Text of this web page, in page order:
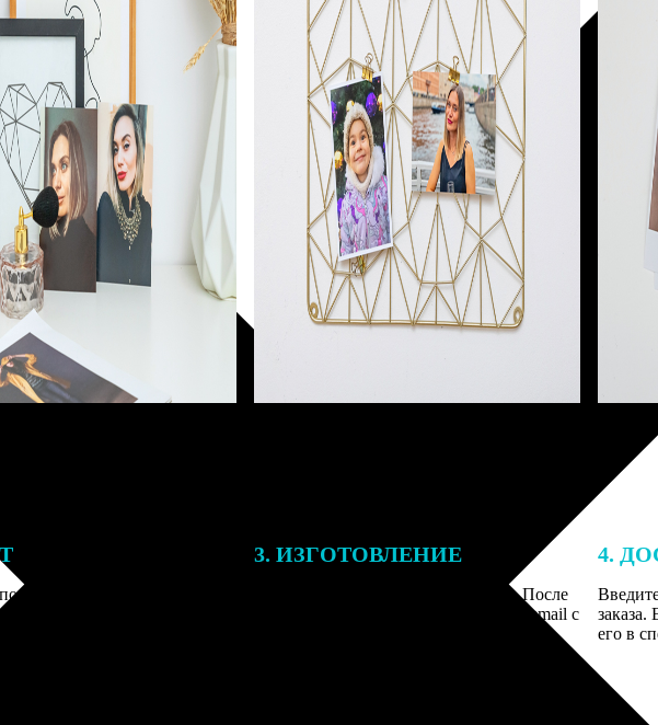
заказа к печати
могут связаться с Вами
телефону или email для
деталей.
3. ИЗГОТОВЛЕНИЕ
Оплатите заказ банковской картой. После
оплаты получите подтверждение на email с
описанием заказа. Когда отправим заказ
4.
заказа.
его в